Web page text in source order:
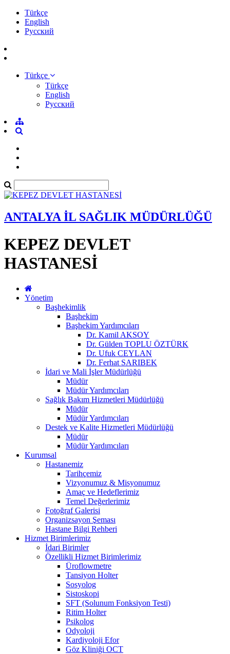
Türkçe
English
Pусский
Türkçe
Türkçe
English
Pусский
ANTALYA İL SAĞLIK MÜDÜRLÜĞÜ
KEPEZ DEVLET
HASTANESİ
Yönetim
Başhekimlik
Başhekim
Başhekim Yardımcıları
Dr. Kamil AKSOY
Dr. Gülden TOPLU ÖZTÜRK
Dr. Ufuk CEYLAN
Dr. Ferhat SARIBEK
İdari ve Mali İşler Müdürlüğü
Müdür
Müdür Yardımcıları
Sağlık Bakım Hizmetleri Müdürlüğü
Müdür
Müdür Yardımcıları
Destek ve Kalite Hizmetleri Müdürlüğü
Müdür
Müdür Yardımcıları
Kurumsal
Hastanemiz
Tarihçemiz
Vizyonumuz & Misyonumuz
Amaç ve Hedeflerimiz
Temel Değerlerimiz
Fotoğraf Galerisi
Organizsayon Şeması
Hastane Bilgi Rehberi
Hizmet Birimlerimiz
İdari Birimler
Özellikli Hizmet Birimlerimiz
Üroflowmetre
Tansiyon Holter
Sosyolog
Sistoskopi
SFT (Solunum Fonksiyon Testi)
Ritim Holter
Psikolog
Odyoloji
Kardiyoloji Efor
Göz Kliniği OCT